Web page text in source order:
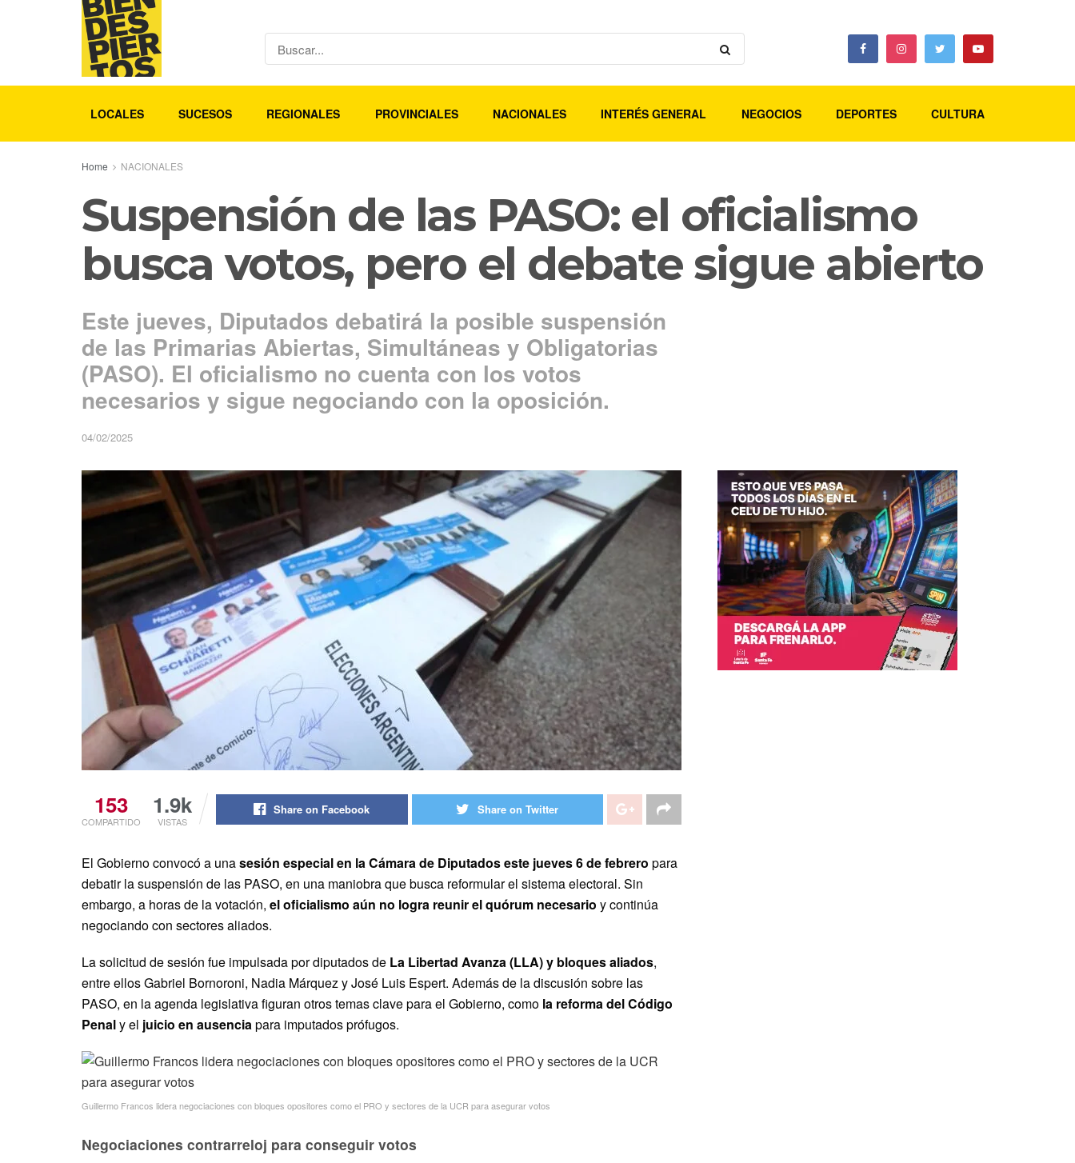
LOCALES SUCESOS REGIONALES PROVINCIALES NACIONALES INTERÉS GENERAL NEGOCIOS DEPORTES CULTURA
Home NACIONALES
Suspensión de las PASO: el oficialismo
busca votos, pero el debate sigue abierto
Este jueves, Diputados debatirá la posible suspensión
de las Primarias Abiertas, Simultáneas y Obligatorias
(PASO). El oficialismo no cuenta con los votos
necesarios y sigue negociando con la oposición.
04/02/2025
153
COMPARTIDO
1.9k
VISTAS
Share on Facebook Share on Twitter
El Gobierno convocó a unasesión especial en la Cámara de Diputados este jueves 6 de febrero para
debatir la suspensión de las PASO, en una maniobra que busca reformular el sistema electoral. Sin
embargo, a horas de la votación, el oficialismo aún no logra reunir el quórum necesario y continúa
negociando con sectores aliados.
La solicitud de sesión fue impulsada por diputados de La Libertad Avanza (LLA) y bloques aliados,
entre ellos Gabriel Bornoroni, Nadia Márquez y José Luis Espert. Además de la discusión sobre las
PASO, en la agenda legislativa figuran otros temas clave para el Gobierno, como la reforma del Código
Penaly el juicio en ausenciapara imputados prófugos.
Guillermo Francos lidera negociaciones con bloques opositores como el PRO y sectores de la UCR para asegurar votos
Negociaciones contrarreloj para conseguir votos